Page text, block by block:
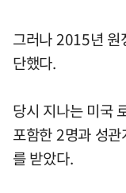
그러나 2015년 원
단했다.
당시 지나는 미국
포함한 2명과 성
를 받았다.